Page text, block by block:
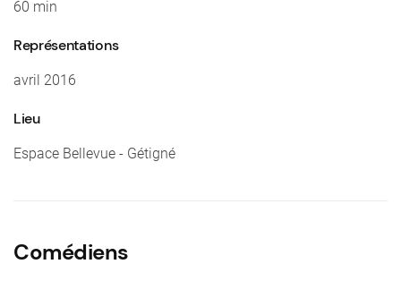
60 min
Représentations
avril 2016
Lieu
Espace Bellevue - Gétigné
Comédiens